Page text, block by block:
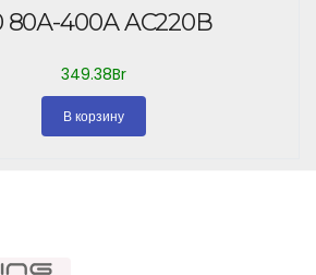
80А-400А AC220В
349.38Br
В корзину